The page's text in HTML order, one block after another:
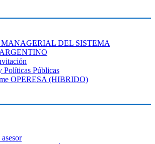
DEL SISTEMA
Políticas Públicas
OPERESA (HIBRIDO)